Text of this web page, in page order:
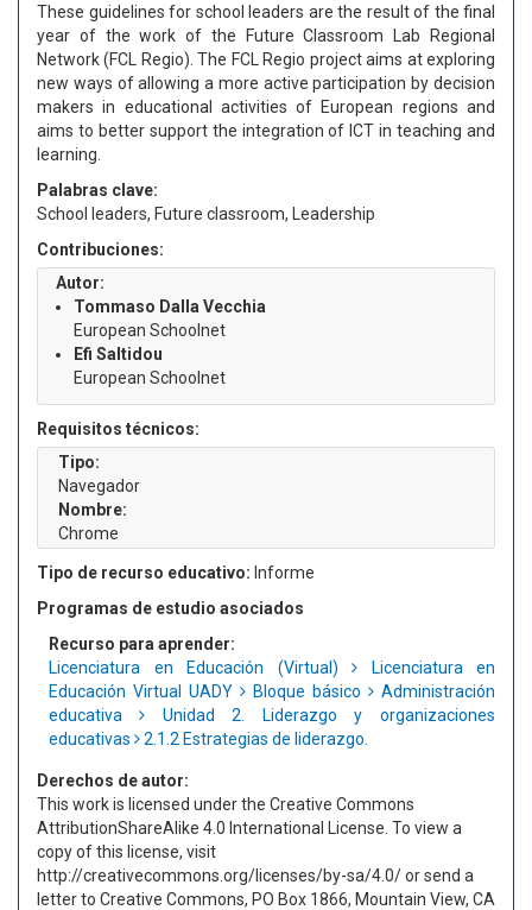
These guidelines for school leaders are the result of the final
year of the work of the Future Classroom Lab Regional
Network (FCL Regio). The FCL Regio project aims at exploring
new ways of allowing a more active participation by decision
makers in educational activities of European regions and
aims to better support the integration of ICT in teaching and
learning.
Palabras clave:
School leaders, Future classroom, Leadership
Contribuciones:
Autor:
Tommaso Dalla Vecchia
European Schoolnet
Efi Saltidou
European Schoolnet
Requisitos técnicos:
Tipo:
Navegador
Nombre:
Chrome
Tipo de recurso educativo: Informe
Programas de estudio asociados
Recurso para aprender:
Licenciatura en Educación (Virtual)
Licenciatura en
Educación Virtual UADY
Bloque básico
Administración
educativa
Unidad 2. Liderazgo y organizaciones
educativas
2.1.2 Estrategias de liderazgo.
Derechos de autor:
This work is licensed under the Creative Commons
AttributionShareAlike 4.0 International License. To view a
copy of this license, visit
http://creativecommons.org/licenses/by-sa/4.0/ or send a
letter to Creative Commons, PO Box 1866, Mountain View, CA